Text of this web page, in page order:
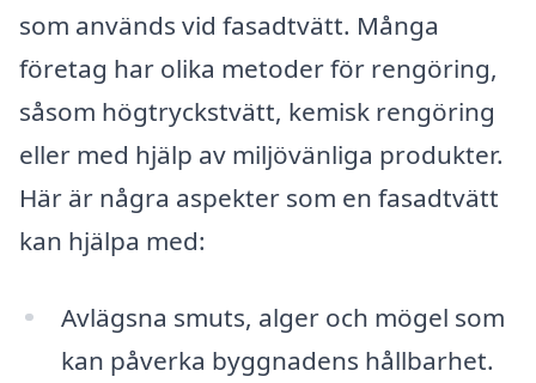
som används vid fasadtvätt. Många
företag har olika metoder för rengöring,
såsom högtryckstvätt, kemisk rengöring
eller med hjälp av miljövänliga produkter.
Här är några aspekter som en fasadtvätt
kan hjälpa med:
Avlägsna smuts, alger och mögel som
kan påverka byggnadens hållbarhet.